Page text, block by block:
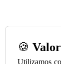
🍪
Utilizamos